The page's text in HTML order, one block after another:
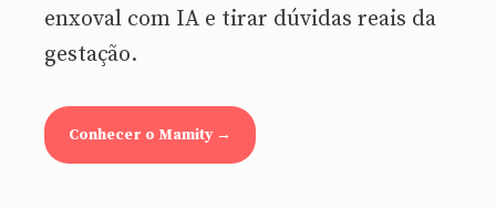
enxoval com IA e tirar dúvidas reais da
gestação.
Conhecer o Mamity →